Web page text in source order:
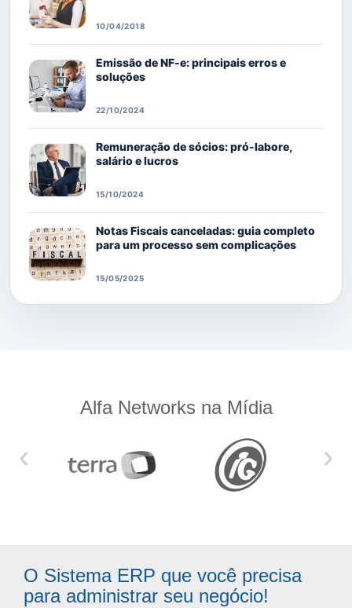
10/04/2018
Emissão de NF-e: principais erros e
soluções
22/10/2024
Remuneração de sócios: pró-labore,
salário e lucros
15/10/2024
Notas Fiscais canceladas: guia completo
para um processo sem complicações
15/05/2025
Alfa Networks na Mídia
‹ ›
O Sistema ERP que você precisa
para administrar seu negócio!